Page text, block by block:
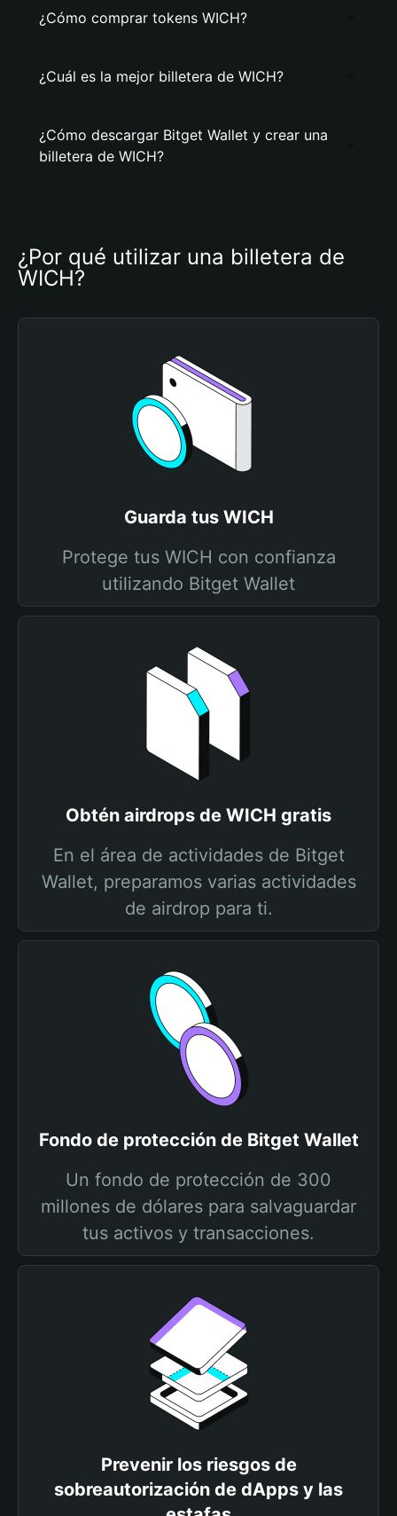
¿Cómo comprar tokens WICH?
¿Cuál es la mejor billetera de WICH?
¿Cómo descargar Bitget Wallet y crear una
billetera de WICH?
¿Por qué utilizar una billetera de
WICH?
Guarda tus WICH
Protege tus WICH con confianza
utilizando Bitget Wallet
Obtén airdrops de WICH gratis
En el área de actividades de Bitget
Wallet, preparamos varias actividades
de airdrop para ti.
Fondo de protección de Bitget Wallet
Un fondo de protección de 300
millones de dólares para salvaguardar
tus activos y transacciones.
Prevenir los riesgos de
sobreautorización de dApps y las